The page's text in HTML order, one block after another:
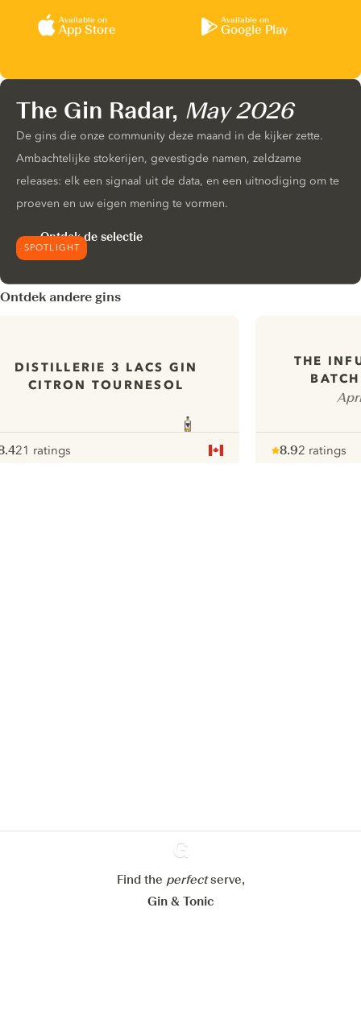
Available on
App Store
Available on
Google Play
SPOTLIGHT
The Gin Radar, May 2026
De gins die onze community deze maand in de kijker zette.
Ambachtelijke stokerijen, gevestigde namen, zeldzame
releases: elk een signaal uit de data, en een uitnodiging om te
proeven en uw eigen mening te vormen.
Ontdek de selectie
Ontdek andere gins
DISTILLERIE 3 LACS GIN
CITRON TOURNESOL
21 ratings
THE
8.92 ratings
Ginventory
Find the perfectserve,
Gin & Tonic
Mijn cookie-instellingen aanpassen
Alles weigeren Alles aanvaarden